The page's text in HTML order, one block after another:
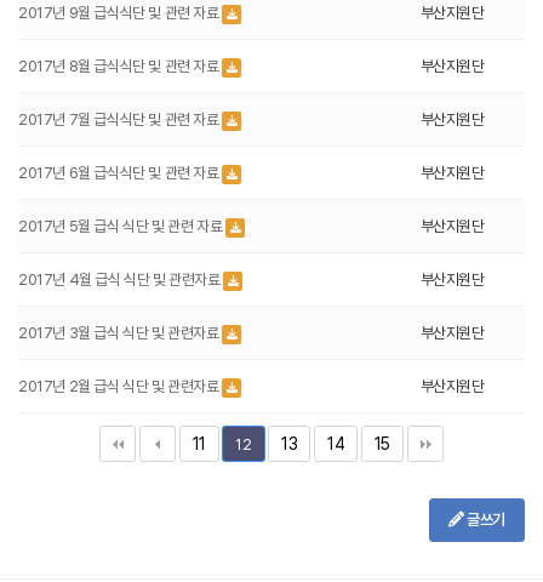
2017년 9월 급식식단 및 관련 자료 부산지원단
2017년 8월 급식식단 및 관련 자료 부산지원단
2017년 7월 급식식단 및 관련 자료 부산지원단
2017년 6월 급식식단 및 관련 자료 부산지원단
2017년 5월 급식 식단 및 관련 자료 부산지원단
2017년 4월 급식 식단 및 관련자료 부산지원단
2017년 3월 급식 식단 및 관련자료 부산지원단
2017년 2월 급식 식단 및 관련자료 부산지원단
11 12 13 14 15
글쓰기